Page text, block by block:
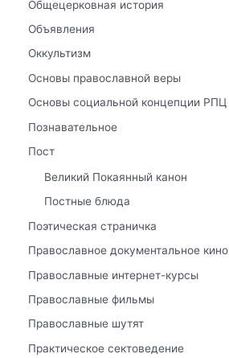
Общецерковная история
Объявления
Оккультизм
Основы православной веры
Основы социальной концепции РПЦ
Познавательное
Пост
Великий Покаянный канон
Постные блюда
Поэтическая страничка
Православное документальное кино
Православные интернет-курсы
Православные фильмы
Православные шутят
Практическое сектоведение